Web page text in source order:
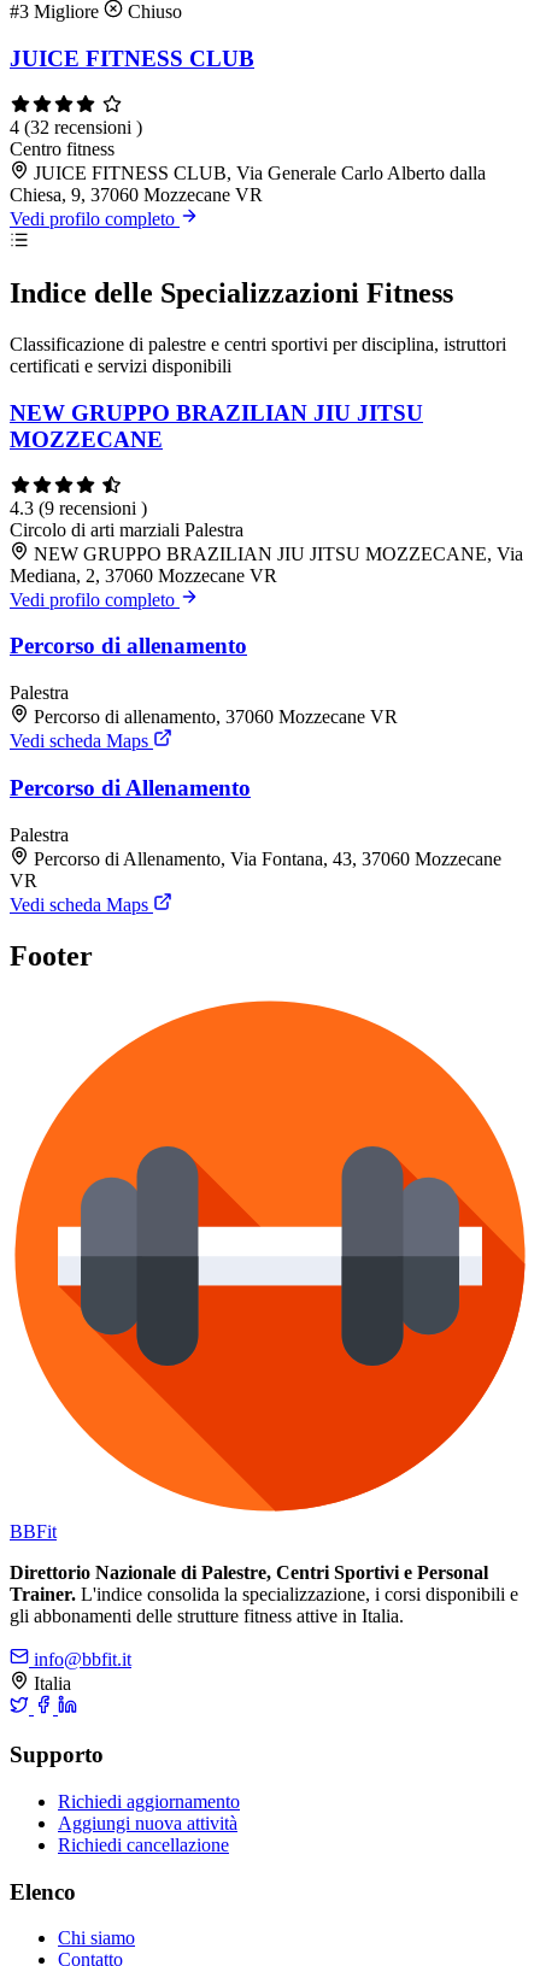
#3 Migliore Chiuso
JUICE FITNESS CLUB
4 (32 recensioni )
Centro fitness
JUICE FITNESS CLUB, Via Generale Carlo Alberto dalla
Chiesa, 9, 37060 Mozzecane VR
Vedi profilo completo
Indice delle Specializzazioni Fitness
Classificazione di palestre e centri sportivi per disciplina, istruttori
certificati e servizi disponibili
NEW GRUPPO BRAZILIAN JIU JITSU
MOZZECANE
4.3 (9 recensioni )
Circolo di arti marziali Palestra
NEW GRUPPO BRAZILIAN JIU JITSU MOZZECANE, Via
Mediana, 2, 37060 Mozzecane VR
Vedi profilo completo
Percorso di allenamento
Palestra
Percorso di allenamento, 37060 Mozzecane VR
Vedi scheda Maps
Percorso di Allenamento
Palestra
Percorso di Allenamento, Via Fontana, 43, 37060 Mozzecane
VR
Vedi scheda Maps
Footer
BBFit
Direttorio Nazionale di Palestre, Centri Sportivi e Personal
Trainer. L'indice consolida la specializzazione, i corsi disponibili e
gli abbonamenti delle strutture fitness attive in Italia.
info@bbfit.it
Italia
Supporto
Richiedi aggiornamento
Aggiungi nuova attività
Richiedi cancellazione
Elenco
Chi siamo
Contatto